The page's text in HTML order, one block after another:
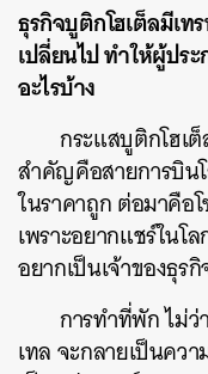
ธุรกิจบูติกโฮเต็ลมีเท
เปลี่ยนไป ทำให้ผู้ปร
อะไรบ้าง
กระแสบูติกโฮเ
สำคัญคือสายการบิน
ในราคาถูก ต่อมาคือ
เพราะอยากแชร์ใน
อยากเป็นเจ้าของธุร
การทำที่พัก ไม่ว่
เทล จะกลายเป็นคว